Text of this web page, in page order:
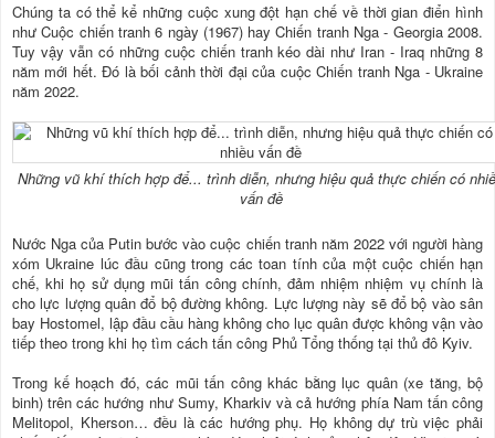
Chúng ta có thể kể những cuộc xung đột hạn chế về thời gian điển hình
như Cuộc chiến tranh 6 ngày (1967) hay Chiến tranh Nga - Georgia 2008.
Tuy vậy vẫn có những cuộc chiến tranh kéo dài như Iran - Iraq những 8
năm mới hết. Đó là bối cảnh thời đại của cuộc Chiến tranh Nga - Ukraine
năm 2022.
Những vũ khí thích hợp để... trình diễn, nhưng hiệu quả thực chiến có
vấn đề
Nước Nga của Putin bước vào cuộc chiến tranh năm 2022 với người hàng
xóm Ukraine lúc đầu cũng trong các toan tính của một cuộc chiến hạn
chế, khi họ sử dụng mũi tấn công chính, đảm nhiệm nhiệm vụ chính là
cho lực lượng quân đổ bộ đường không. Lực lượng này sẽ đổ bộ vào sân
bay Hostomel, lập đầu cầu hàng không cho lục quân được không vận vào
tiếp theo trong khi họ tìm cách tấn công Phủ Tổng thống tại thủ đô Kyiv.
Trong kế hoạch đó, các mũi tấn công khác bằng lục quân (xe tăng, bộ
binh) trên các hướng như Sumy, Kharkiv và cả hướng phía Nam tấn công
Melitopol, Kherson… đều là các hướng phụ. Họ không dự trù việc phải